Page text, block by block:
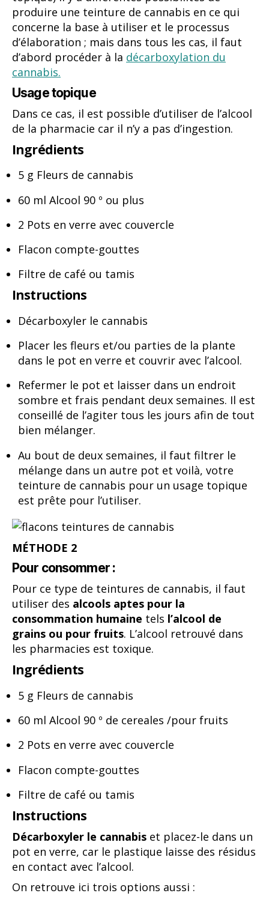
produire une teinture de cannabis en ce qui
concerne la base à utiliser et le processus
d’élaboration ; mais dans tous les cas, il faut
d’abord procéder à la décarboxylation du
cannabis.
Usage topique
Dans ce cas, il est possible d’utiliser de l’alcool
de la pharmacie car il n’y a pas d’ingestion.
Ingrédients
5 g Fleurs de cannabis
60 ml Alcool 90 º ou plus
2 Pots en verre avec couvercle
Flacon compte-gouttes
Filtre de café ou tamis
Instructions
Décarboxyler le cannabis
Placer les fleurs et/ou parties de la plante
dans le pot en verre et couvrir avec l’alcool.
Refermer le pot et laisser dans un endroit
sombre et frais pendant deux semaines. Il est
conseillé de l’agiter tous les jours afin de tout
bien mélanger.
Au bout de deux semaines, il faut filtrer le
mélange dans un autre pot et voilà, votre
teinture de cannabis pour un usage topique
est prête pour l’utiliser.
MÉTHODE 2
Pour consommer :
Pour ce type de teintures de cannabis, il faut
utiliser des alcools aptes pour la
consommation humaine tels l’alcool de
grains ou pour fruits. L’alcool retrouvé dans
les pharmacies est toxique.
Ingrédients
5 g Fleurs de cannabis
60 ml Alcool 90 º de cereales /pour fruits
2 Pots en verre avec couvercle
Flacon compte-gouttes
Filtre de café ou tamis
Instructions
Décarboxyler le cannabis et placez-le dans un
pot en verre, car le plastique laisse des résidus
en contact avec l’alcool.
On retrouve ici trois options aussi :